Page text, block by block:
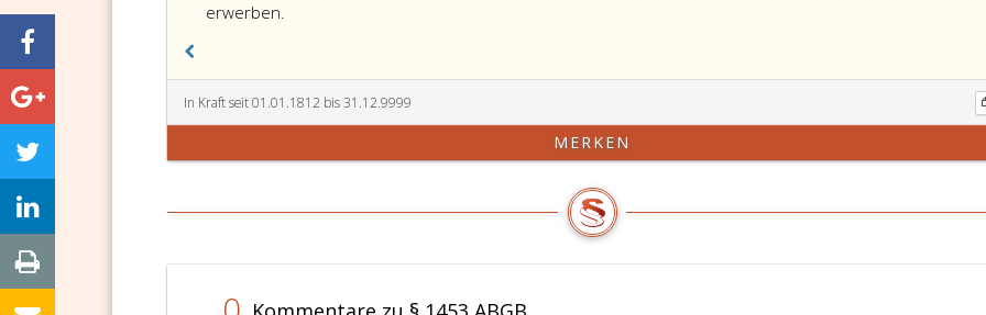
erwerben.
In Kraft seit 01.01.1812 bis 31.12.9999
MERKEN